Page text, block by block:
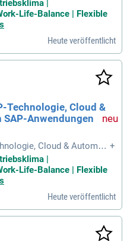
IT und Prozesskoordin
Zeitpunkt die Stelle als IT
|
Life-Balance | Flexible
Heute veröffentlicht
Technologie, Cloud &
Anwendungen
Cloud & Automati
An der Technischen
IT und Prozesskoordin
Zeitpunkt die Stelle als IT
+
|
Life-Balance | Flexible
Heute veröffentlicht